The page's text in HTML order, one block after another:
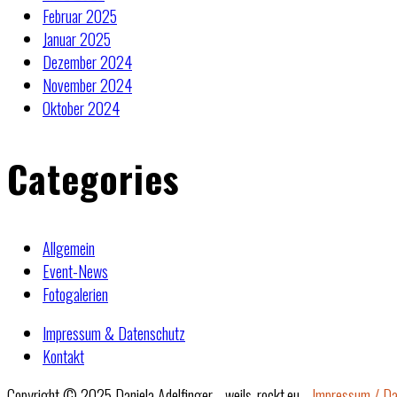
Februar 2025
Januar 2025
Dezember 2024
November 2024
Oktober 2024
Categories
Allgemein
Event-News
Fotogalerien
Impressum & Datenschutz
Kontakt